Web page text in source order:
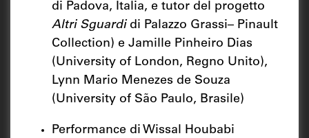
di Padova, Italia, e tutor del progetto
Altri Sguardi di Palazzo Grassi– Pinault
Collection) e Jamille Pinheiro Dias
(University of London, Regno Unito),
Lynn Mario Menezes de Souza
(University of São Paulo, Brasile)
Performance di Wissal Houbabi